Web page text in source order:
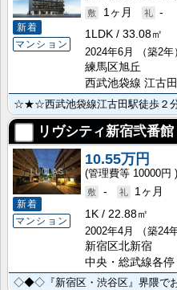
新着
マンション
1ヶ月
-
1LDK
33.08㎡
2024年6月
（築2年
練馬区旭丘
西武池袋線 江古
リヴシティ新宿弐番館
新着
マンション
10.55万円
10000円
-
1ヶ月
1K
22.88㎡
2002年4月
（築24
新宿区北新宿
中央・総武線各